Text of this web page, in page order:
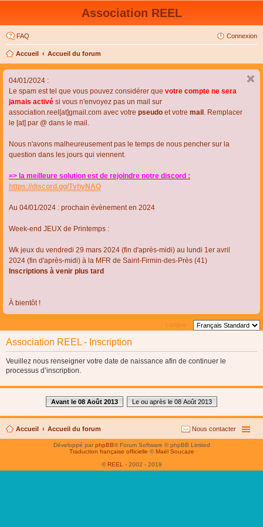
Association REEL
FAQ Connexion
Accueil Accueil du forum
04/01/2024 :
Le spam est tel que vous pouvez considérer que votre compte ne sera
jamais activé si vous n'envoyez pas un mail sur
association.reel[at]gmail.com avec votre pseudo et votre mail . Remplacer
le [at] par @ dans le mail.
Nous n'avons malheureusement pas le temps de nous pencher sur la
question dans les jours qui viennent.
=> la meilleure solution est de rejoindre notre discord :
https://discord.gg/TvhyNAQ
Au 04/01/2024 : prochain évènement en 2024
Week-end JEUX de Printemps :
Wk jeux du vendredi 29 mars 2024 (fin d'après-midi) au lundi 1er avril
2024 (fin d'après-midi) à la MFR de Saint-Firmin-des-Près (41)
Inscriptions à venir plus tard
À bientôt !
Langue :
Association REEL - Inscription
Veuillez nous renseigner votre date de naissance afin de continuer le
processus d’inscription.
Avant le 08 Août 2013 Le ou après le 08 Août 2013
Accueil Accueil du forum Nous contacter
Développé parphpBB® Forum Software © phpBB Limited
Traduction française officielle © Maël Soucaze
© REEL - 2002 - 2019